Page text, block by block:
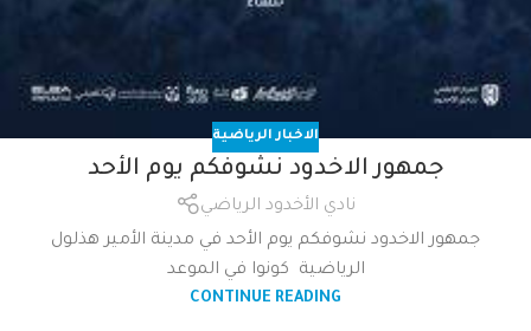
الاخبار الرياضية
جمهور الاخدود نشوفكم يوم الأحد
نادي الأخدود الرياضي
جمهور الاخدود نشوفكم يوم الأحد في مدينة الأمير هذلول
الرياضية كونوا في الموعد
CONTINUE READING